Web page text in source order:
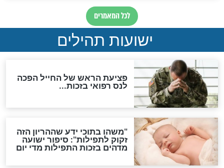
גזרות
סגולת ע"ב שמות הקודש
תפילה סגולית להמתקת
הדינים